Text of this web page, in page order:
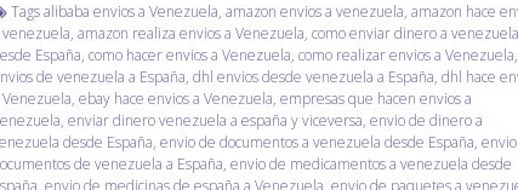
Tagsalibaba envios a Venezuela, amazon envios a venezuela, amazon hace
venezuela, amazon realiza envios a Venezuela, como enviar dinero a venezuela
España, como hacer envios a Venezuela, como realizar envios a Venezuela,
de venezuela a España, dhl envios desde venezuela a España, dhl hace
Venezuela, ebay hace envios a Venezuela, empresas que hacen envios a
, enviar dinero venezuela a españa y viceversa, envio de dinero a
desde España, envio de documentos a venezuela desde España,
de venezuela a España, envio de medicamentos a venezuela desde
, envio de medicinas de españa a Venezuela, envio de paquetes a